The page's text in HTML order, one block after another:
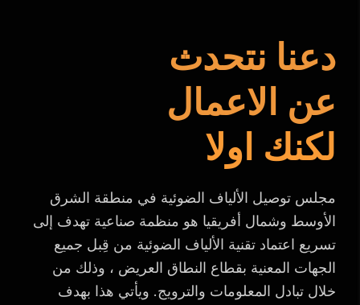
دعنا نتحدث
عن الاعمال
لكنك اولا
مجلس توصيل الألياف الضوئية في منطقة الشرق
الأوسط وشمال أفريقيا هو منظمة صناعية تهدف إلى
تسريع اعتماد تقنية الألياف الضوئية من قِبل جميع
الجهات المعنية بقطاع النطاق العريض ، وذلك من
خلال تبادل المعلومات والترويج. ويأتي هذا بهدف